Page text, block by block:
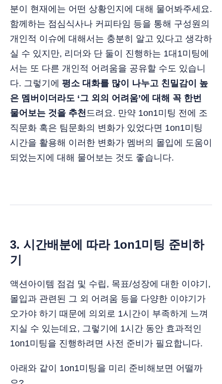
분이 현재에는 어떤 상황인지에 대해 물어봐주세요.
함께하는 점심식사나 커피타임 등을 통해 구성원의
개인적 이슈에 대해서는 충분히 알고 있다고 생각하
실 수 있지만, 리더와 단 둘이 진행하는 1대1미팅에
서는 또 다른 개인적 어려움을 공유할 수도 있습니
다. 그렇기에 평소 대화를 많이 나누고 친밀감이 높
은 멤버이더라도 ‘그 외의 어려움’에 대해 꼭 한번
물어보는 것을 추천드려요. 만약 1on1미팅 전에 조
직문화 혹은 팀문화의 변화가 있었다면 1on1미팅
시간을 활용해 이러한 변화가 멤버의 몰입에 도움이
되었는지에 대해 물어보는 것도 좋습니다.
3. 시간배분에 따라 1on1미팅 준비하
기
액션아이템 점검 및 수립, 목표/성장에 대한 이야기,
몰입과 관련된 그 외 어려움 등을 다양한 이야기가
오가야 하기 때문에 의외로 1시간이 부족하게 느껴
지실 수 있는데요, 그렇기에 1시간 동안 효과적인
1on1미팅을 진행하려면 사전 준비가 필요합니다.
아래와 같이 1on1미팅을 미리 준비해보면 어떨까